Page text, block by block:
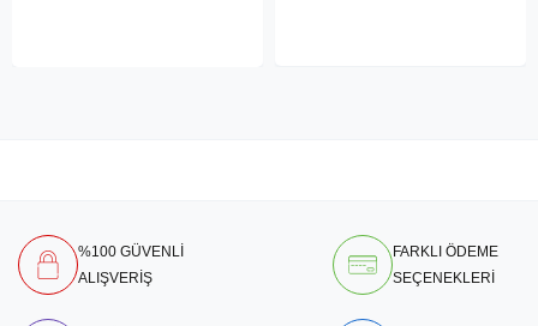
%100 GÜVENLİ
ALIŞVERİŞ
FARKLI ÖDEME
SEÇENEKLERİ